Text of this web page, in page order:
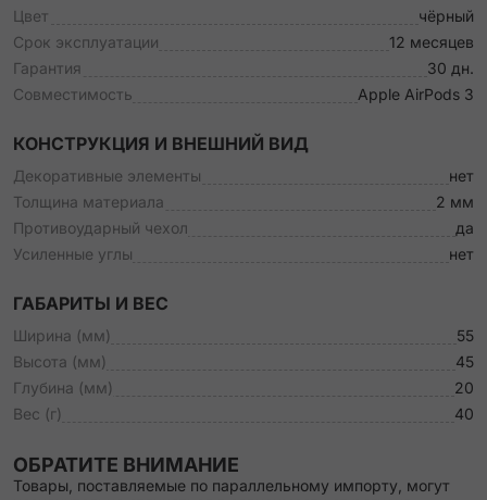
Цвет
чёрный
Срок эксплуатации
12 месяцев
Гарантия
30 дн.
Совместимость
Apple AirPods 3
КОНСТРУКЦИЯ И ВНЕШНИЙ ВИД
Декоративные элементы
нет
Толщина материала
2 мм
Противоударный чехол
да
Усиленные углы
нет
ГАБАРИТЫ И ВЕС
Ширина (мм)
55
Высота (мм)
45
Глубина (мм)
20
Вес (г)
40
ОБРАТИТЕ ВНИМАНИЕ
Товары, поставляемые по параллельному импорту, могут